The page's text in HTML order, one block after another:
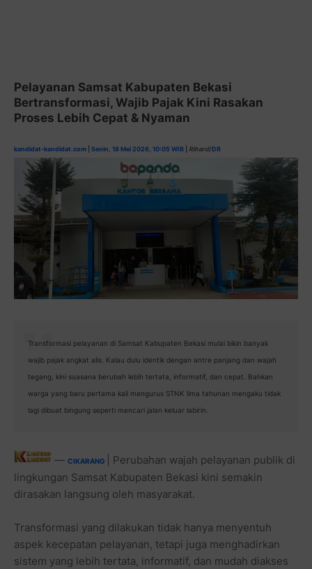
Pelayanan Samsat Kabupaten Bekasi
Bertransformasi, Wajib Pajak Kini Rasakan
Proses Lebih Cepat & Nyaman
kandidat-kandidat.com Senin, 18 Mei 2026, 10:05 WIB Rihard/DR
Transformasi pelayanan di Samsat Kabupaten Bekasi mulai bikin banyak
wajib pajak angkat alis. Kalau dulu identik dengan antre panjang dan wajah
tegang, kini suasana berubah lebih tertata, informatif, dan cepat. Bahkan
warga yang baru pertama kali mengurus STNK lima tahunan mengaku tidak
lagi dibuat bingung seperti mencari jalan keluar labirin.
— CIKARANG
| Perubahan wajah pelayanan publik di
lingkungan Samsat Kabupaten Bekasi kini semakin
dirasakan langsung oleh masyarakat.
Transformasi yang dilakukan tidak hanya menyentuh
aspek kecepatan pelayanan, tetapi juga menghadirkan
sistem yang lebih tertata, informatif, dan mudah diakses